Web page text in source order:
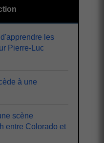
les
Pierre-Luc
à une
scène
entre Colorado et